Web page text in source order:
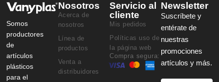
Somos
productores
de
artículos
plásticos
para el
Nosotros
Acerca de
nosotros
Línea de
productos
Venta a
distribuidores
Servicio al
cliente
Mis pedidos
Políticas uso de
la página web
Compra segura:
Newsletter
Suscríbete y
entérate de
nuestras
promociones
artículos y más.